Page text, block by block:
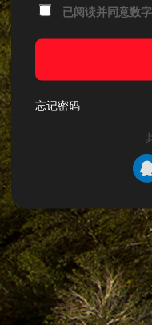
已阅读并同意数
忘记密码